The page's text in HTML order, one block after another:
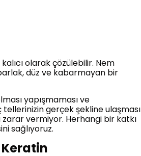
olarak çözülebilir. Nem
düz ve kabarmayan bir
yapışmaması ve
gerçek şekline ulaşması
vermiyor. Herhangi bir katkı
sağlıyoruz.
Keratin